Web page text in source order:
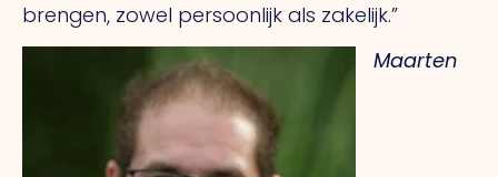
brengen, zowel persoonlijk als zakelijk.”
Maarten